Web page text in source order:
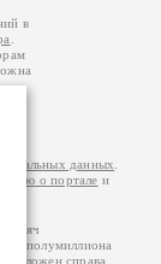
в
данных
о портале и
тысяч
полумиллиона
справа